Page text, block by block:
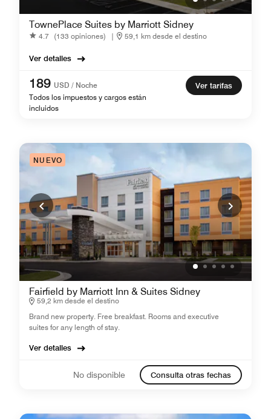
TownePlace Suites by Marriott Sidney
4.7 (133 opiniones) | 59,1 km desde el destino
Ver detalles
189 USD / Noche
Todos los impuestos y cargos están
incluidos
Ver tarifas
NUEVO
Fairfield by Marriott Inn & Suites Sidney
59,2 km desde el destino
Brand new property. Free breakfast. Rooms and executive
suites for any length of stay.
Ver detalles
No disponible Consulta otras fechas